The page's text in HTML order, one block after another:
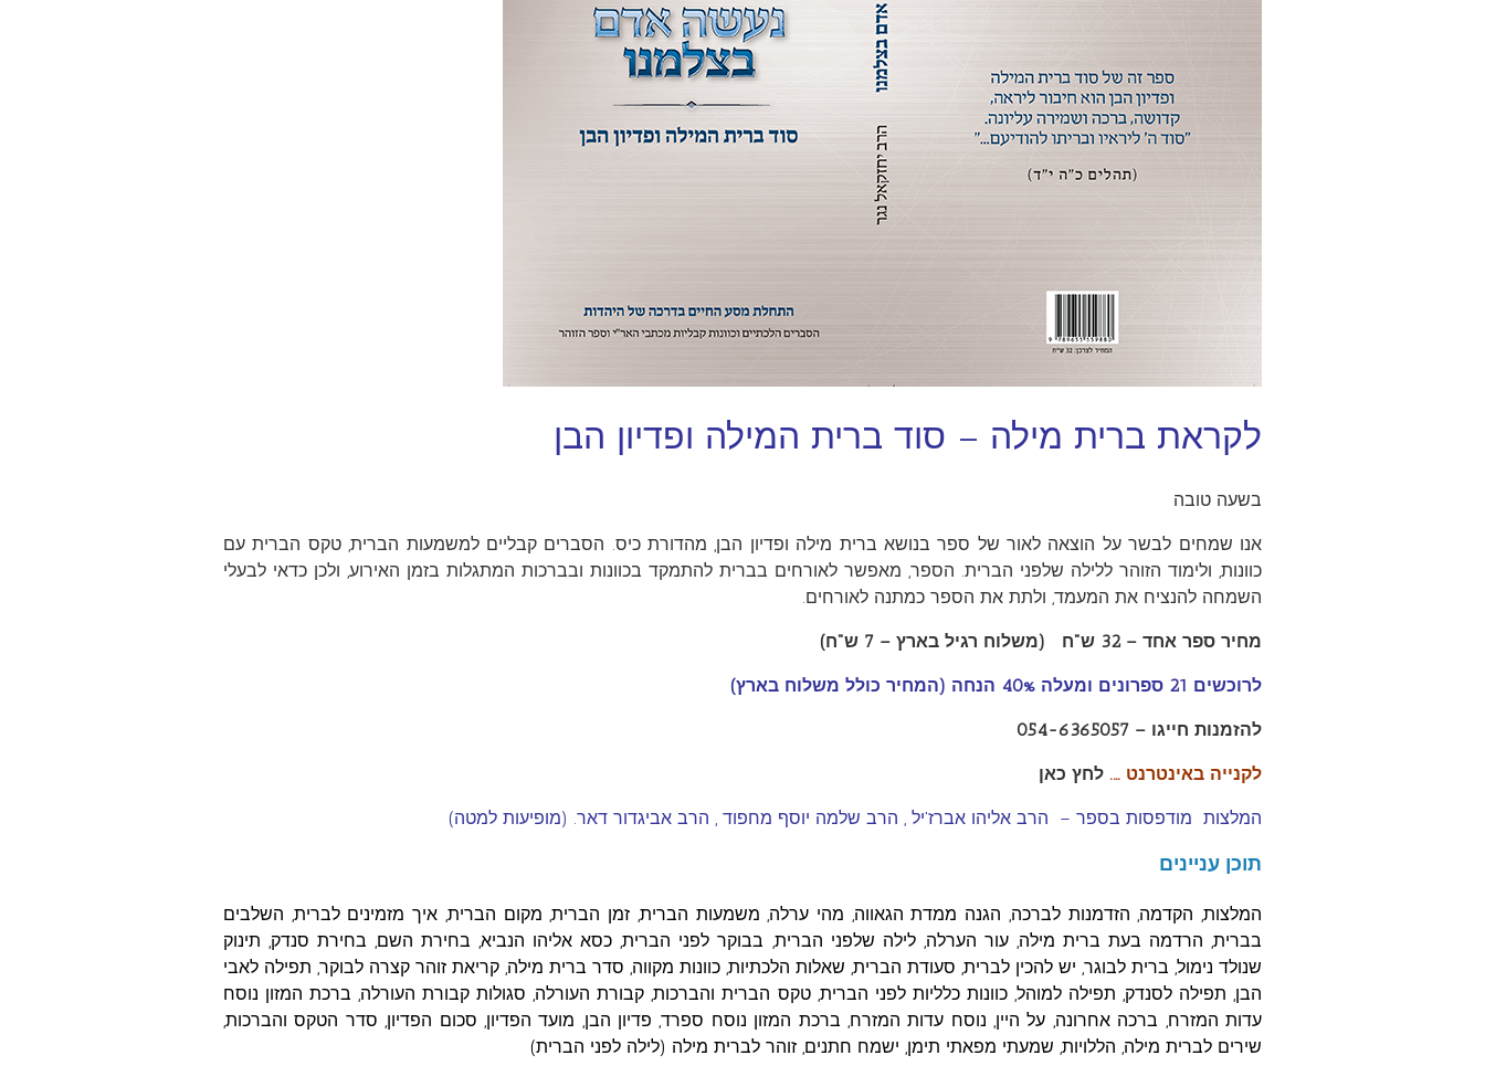
לקראת ברית מילה – סוד ברית המילה ופדיון הבן
בשעה טובה
אנו שמחים לבשר על הוצאה לאור של ספר בנושא ברית מילה ופדיון הבן, מהדורת כיס. הסברים קבליים למשמעות הברית, טקס הברית עם
כוונות, ולימוד הזוהר ללילה שלפני הברית. הספר, מאפשר לאורחים בברית להתמקד בכוונות ובברכות המתגלות בזמן האירוע, ולכן כדאי לבעלי
השמחה להנציח את המעמד, ולתת את הספר כמתנה לאורחים.
מחיר ספר אחד – 32 ש"ח (משלוח רגיל בארץ – 7 ש"ח)
לרוכשים 21 ספרונים ומעלה 40% הנחה (המחיר כולל משלוח בארץ)
להזמנות חייגו – 054-6365057
לקנייה באינטרנט …. לחץ כאן
המלצות מודפסות בספר – הרב אליהו אברז'יל , הרב שלמה יוסף מחפוד , הרב אביגדור דאר. (מופיעות למטה)
תוכן עניינים
המלצות, הקדמה, הזדמנות לברכה, הגנה ממדת הגאווה, מהי ערלה, משמעות הברית, זמן הברית, מקום הברית, איך מזמינים לברית, השלבים
בברית, הרדמה בעת ברית מילה, עור הערלה, לילה שלפני הברית, בבוקר לפני הברית, כסא אליהו הנביא, בחירת השם, בחירת סנדק, תינוק
שנולד נימול, ברית לבוגר, יש להכין לברית, סעודת הברית, שאלות הלכתיות, כוונות מקווה, סדר ברית מילה, קריאת זוהר קצרה לבוקר, תפילה לאבי
הבן, תפילה לסנדק, תפילה למוהל, כוונות כלליות לפני הברית, טקס הברית והברכות, קבורת העורלה, סגולות קבורת העורלה, ברכת המזון נוסח
עדות המזרח, ברכה אחרונה, על היין, נוסח עדות המזרח, ברכת המזון נוסח ספרד, פדיון הבן, מועד הפדיון, סכום הפדיון, סדר הטקס והברכות,
שירים לברית מילה, הללויות, שמעתי מפאתי תימן, ישמח חתנים, זוהר לברית מילה (לילה לפני הברית)